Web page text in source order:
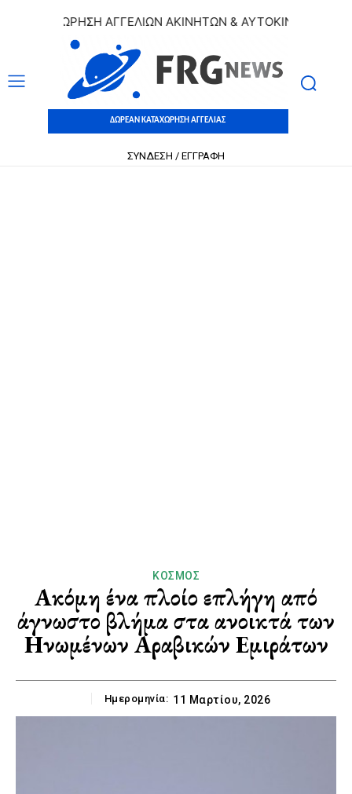
ΑΓΓΕΛΙΩΝ ΑΚΙΝΗΤΩΝ & ΑΥΤΟΚΙΝΗΤΩΝ |
ΔΩΡΕΑΝ ΚΑΤΑΧΩΡΗΣΗ ΑΓΓΕΛΙΑΣ
ΣΥΝΔΕΣΗ / ΕΓΓΡΑΦΗ
ΚΌΣΜΟΣ
Ακόμη ένα πλοίο επλήγη από
άγνωστο βλήμα στα ανοικτά των
Ηνωμένων Αραβικών Εμιράτων
Ημερομηνία: 11 Μαρτίου, 2026